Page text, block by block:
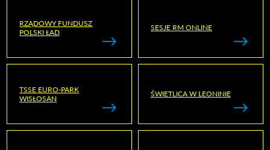
RZĄDOWY FUNDUSZ
POLSKI ŁAD
SESJE RM ONLINE
TSSE EURO-PARK
WISŁOSAN
ŚWIETLICA W LEONINIE